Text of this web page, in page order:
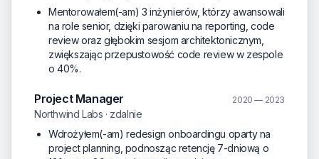
Mentorowałem(-am) 3 inżynierów, którzy awansowali
na role senior, dzięki parowaniu na reporting, code
review oraz głębokim sesjom architektonicznym,
zwiększając przepustowość code review w zespole
o 40%.
Project Manager 2020 — 2023
Northwind Labs · zdalnie
Wdrożyłem(-am) redesign onboardingu oparty na
project planning, podnosząc retencję 7-dniową o